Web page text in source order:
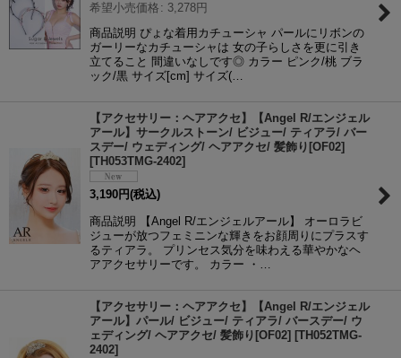
希望小売価格 : 3,278円
商品説明 ぴょな着用カチューシャ パールにリボンの
ガーリーなカチューシャは 女の子らしさを更に引き
立てること 間違いなしです◎ カラー ピンク/桃 ブラ
ック/黒 サイズ[cm] サイズ(…
【アクセサリー：ヘアアクセ】【Angel R/エンジェル
アール】サークルストーン/ ビジュー/ ティアラ/ バー
スデー/ ウェディング/ ヘアアクセ/ 髪飾り[OF02]
[TH053TMG-2402]
3,190 円(税込)
商品説明 【Angel R/エンジェルアール】 オーロラビ
ジューが放つフェミニンな輝きをお顔周りにプラスす
るティアラ。 プリンセス気分を味わえる華やかなヘ
アアクセサリーです。 カラー ・…
【アクセサリー：ヘアアクセ】【Angel R/エンジェル
アール】パール/ ビジュー/ ティアラ/ バースデー/ ウ
ェディング/ ヘアアクセ/ 髪飾り[OF02] [TH052TMG-
2402]